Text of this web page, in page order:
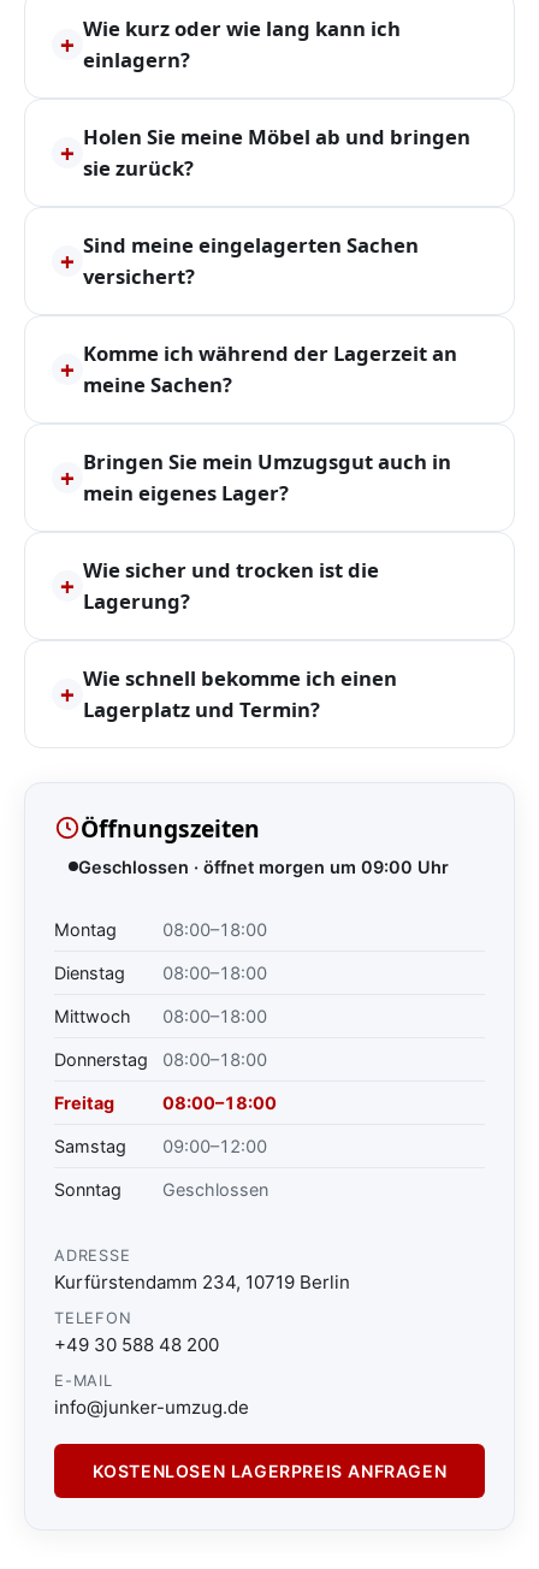
+ Wie kurz oder wie lang kann ich
einlagern?
+ Holen Sie meine Möbel ab und bringen
sie zurück?
+ Sind meine eingelagerten Sachen
versichert?
+ Komme ich während der Lagerzeit an
meine Sachen?
+ Bringen Sie mein Umzugsgut auch in
mein eigenes Lager?
+ Wie sicher und trocken ist die
Lagerung?
+ Wie schnell bekomme ich einen
Lagerplatz und Termin?
Öffnungszeiten
Geschlossen · öffnet morgen um 09:00 Uhr
Montag 08:00–18:00
Dienstag 08:00–18:00
Mittwoch 08:00–18:00
Donnerstag 08:00–18:00
Freitag 08:00–18:00
Samstag 09:00–12:00
Sonntag Geschlossen
ADRESSE
Kurfürstendamm 234, 10719 Berlin
TELEFON
+49 30 588 48 200
E-MAIL
info@junker-umzug.de
KOSTENLOSEN LAGERPREIS ANFRAGEN